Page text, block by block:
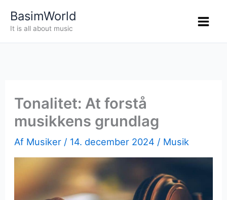
BasimWorld
It is all about music
Tonalitet: At forstå
musikkens grundlag
Af Musiker / 14. december 2024 / Musik